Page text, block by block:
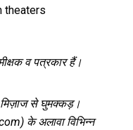
theaters
व पत्रकार हैं।
मिज़ाज से घुमक्कड़।
के अलावा विभिन्न